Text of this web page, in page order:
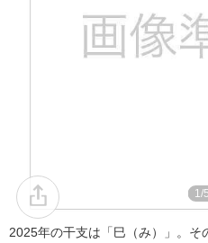
1/5
2025年の干支は「巳（み）」。そ